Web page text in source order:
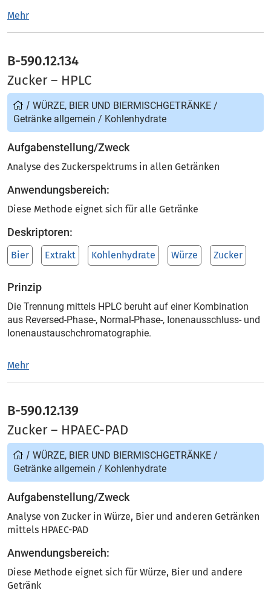
Mehr
B-590.12.134
Zucker – HPLC
/ WÜRZE, BIER UND BIERMISCHGETRÄNKE /
Getränke allgemein / Kohlenhydrate
Aufgabenstellung/Zweck
Analyse des Zuckerspektrums in allen Getränken
Anwendungsbereich:
Diese Methode eignet sich für alle Getränke
Deskriptoren:
Bier Extrakt Kohlenhydrate Würze Zucker
Prinzip
Die Trennung mittels HPLC beruht auf einer Kombination
aus Reversed-Phase-, Normal-Phase-, Ionenausschluss- und
Ionenaustauschchromatographie.
Mehr
B-590.12.139
Zucker – HPAEC-PAD
/ WÜRZE, BIER UND BIERMISCHGETRÄNKE /
Getränke allgemein / Kohlenhydrate
Aufgabenstellung/Zweck
Analyse von Zucker in Würze, Bier und anderen Getränken
mittels HPAEC-PAD
Anwendungsbereich:
Diese Methode eignet sich für Würze, Bier und andere
Getränk